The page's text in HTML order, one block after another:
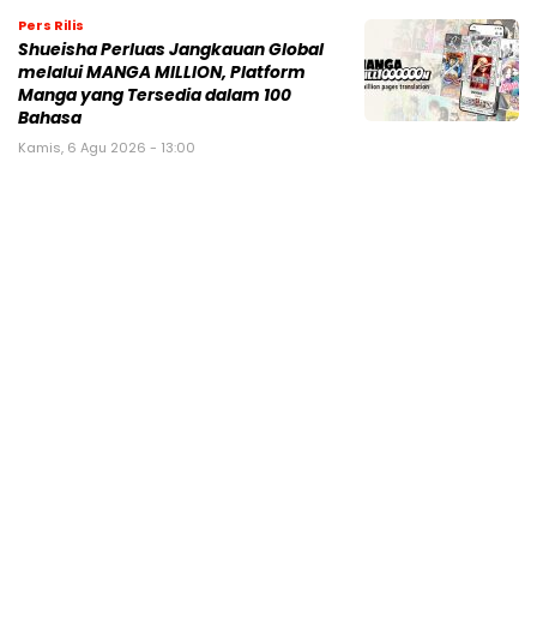
Pers Rilis
Shueisha Perluas Jangkauan Global
melalui MANGA MILLION, Platform
Manga yang Tersedia dalam 100
Bahasa
Kamis, 6 Agu 2026 - 13:00